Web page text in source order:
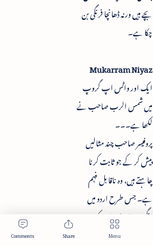
بچے ہیں ورنہ ڈھانچا فرنگی بن
چکا ہے۔
Mukarram Niyaz
ایک اور واٹس اپ گروپ
میں شمس الرب صاحب نے
لکھا ہے۔۔۔
پروفیسر صاحب چند مثالیں
پیش کر کے جو ثابت کرنا
چاہتے ہیں، وہ ناقابل فہم
ہے۔ جس طرح اردو میں
انگریزی اصطلاحات کو *من
و عن* قبول کرنے کی بات